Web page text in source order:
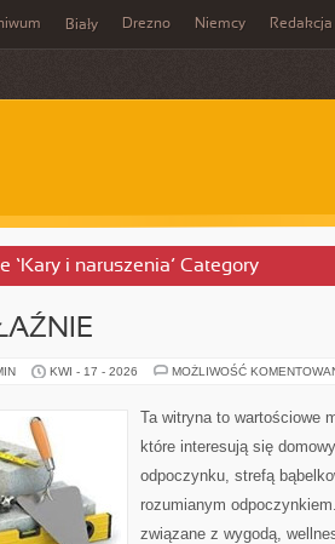
Biały Drezno Niemcy Redakcja
‘Kary i naruszenia’ Category
KWI - 17 - 2026 MOŻLIWOŚĆ
Ta witryna to wartościowe
które interesują się
odpoczynku, strefą
rozumianym
związane z wygodą,